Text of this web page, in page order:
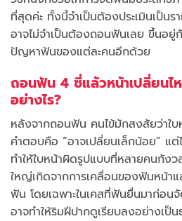
ที่สุดค่ะ ทั้งนี้จำเป็นต้องประเมินเป็นร
อาจไม่จำเป็นต้องถอนฟันเลย ขึ้นอยู่กั
ปัญหาฟันของแต่ละคนอีกด้วย
ถอนฟัน 4 ซี่แล้วหน้าเปลี่ยนไ
อย่างไร?
หลังจากถอนฟัน คนไข้มักสงสัยว่าใบ
คำตอบคือ “อาจเปลี่ยนเล็กน้อย” แต่
ทำให้ใบหน้าผิดรูปแบบที่หลายคนกัง
ใหญ่เกิดจากการเคลื่อนของฟันหน้า
ฟัน โดยเฉพาะในเคสที่ฟันยื่นมาก่อน
อาจทำให้ริมฝีปากดูเรียบลงอย่างเป็น